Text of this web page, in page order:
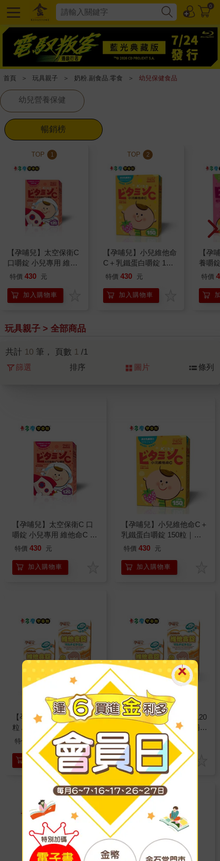
0
首頁 ＞ 玩具親子 ＞ 奶粉.副食品.零食 ＞ 幼兒保健食品
幼兒營養保健
暢銷榜
TOP 1
【孕哺兒】太空保衛C
口嚼錠 小兒專用 維他
命C ＋ D3 ＋ 鋅 黑醋
特價 430 元
加入購物車
TOP 2
【孕哺兒】小兒維他命
C＋乳鐵蛋白嚼錠 150
粒｜卡多摩
特價 430 元
加入購物車
【孕
養嚼
特價
玩具親子 > 全部商品
共計 10 筆， 頁數 1 /1
篩選 排序 圖片 條列
【孕哺兒】太空保衛C 口
嚼錠 小兒專用 維他命C ＋
D3 ＋ 鋅 黑醋栗口味｜卡
特價 430 元
加入購物車
【孕哺兒】小兒維他命C＋
乳鐵蛋白嚼錠 150粒｜卡
多摩
特價 430 元
加入購物車
【孕哺兒】新維他命錠120
粒 / 300粒 （一日營養補
給）｜卡多摩
特價 880 元
加入購物車
【孕哺兒】新維他命錠120
粒 / 300粒 （一日營養補
給）｜卡多摩
特價 1900 元
加入購物車